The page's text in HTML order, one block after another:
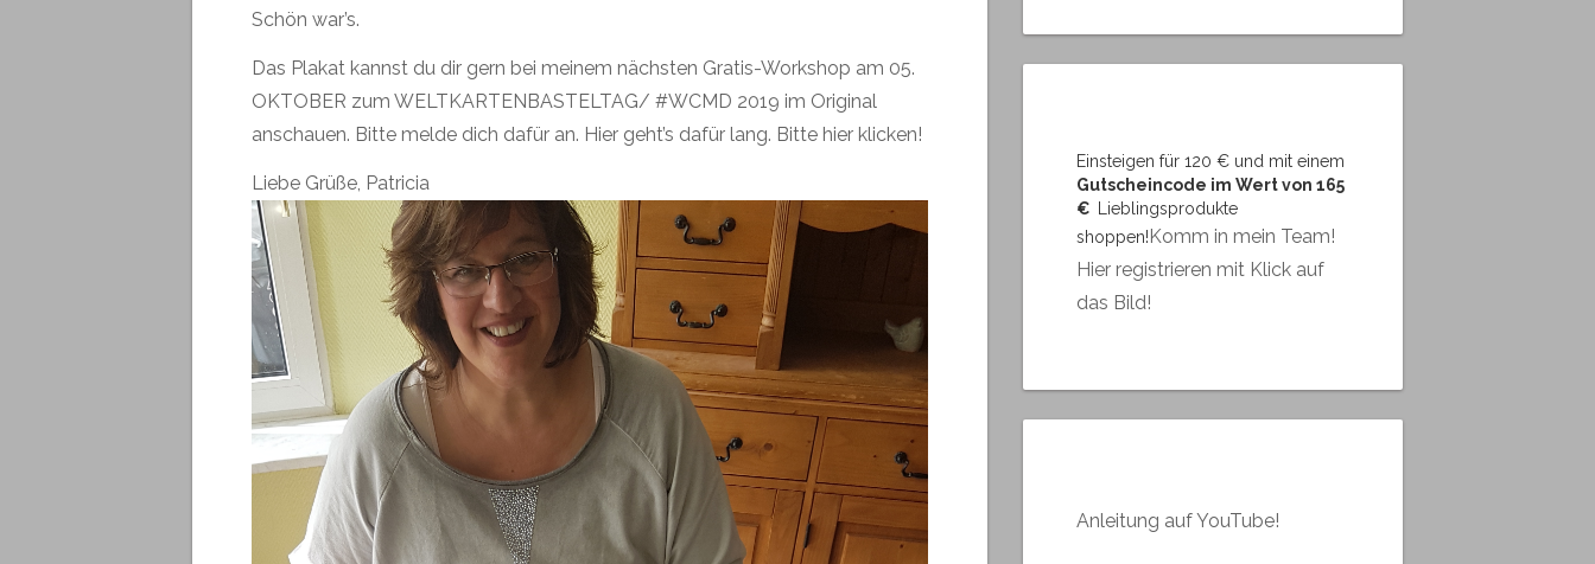
Schön war’s.
Das Plakat kannst du dir gern bei meinem nächsten Gratis-Workshop am 05.
OKTOBER zum WELTKARTENBASTELTAG/ #WCMD 2019 im Original
anschauen. Bitte melde dich dafür an. Hier geht’s dafür lang. Bitte hier klicken!
Liebe Grüße, Patricia
Einsteigen für 120 € und mit einem
Gutscheincode im Wert von 165
€
Lieblingsprodukte
shoppen!Komm in mein Team!
Hier registrieren mit Klick auf
das Bild!
Anleitung auf YouTube!